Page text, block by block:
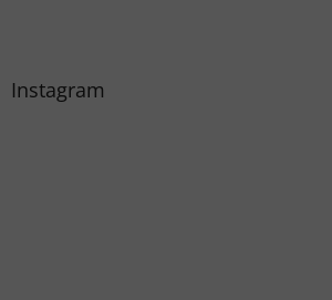
Instagram